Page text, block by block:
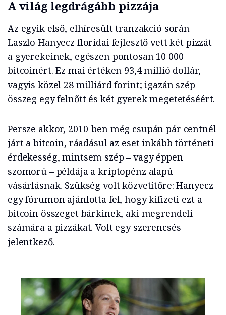
A világ legdrágább pizzája
Az egyik első, elhíresült tranzakció során
Laszlo Hanyecz floridai fejlesztő vett két pizzát
a gyerekeinek, egészen pontosan 10 000
bitcoinért. Ez mai értéken 93,4 millió dollár,
vagyis közel 28 milliárd forint; igazán szép
összeg egy felnőtt és két gyerek megetetéséért.
Persze akkor, 2010-ben még csupán pár centnél
járt a bitcoin, ráadásul az eset inkább történeti
érdekesség, mintsem szép – vagy éppen
szomorú – példája a kriptopénz alapú
vásárlásnak. Szükség volt közvetítőre: Hanyecz
egy fórumon ajánlotta fel, hogy kifizeti ezt a
bitcoin összeget bárkinek, aki megrendeli
számára a pizzákat. Volt egy szerencsés
jelentkező.